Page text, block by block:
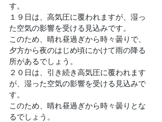
す。
１９日は、高気圧に覆われますが、湿っ
た空気の影響を受ける見込みです。
このため、晴れ昼過ぎから時々曇りで、
夕方から夜のはじめ頃にかけて雨の降る
所があるでしょう。
２０日は、引き続き高気圧に覆われます
が、湿った空気の影響を受ける見込みで
す。
このため、晴れ昼過ぎから時々曇りとな
るでしょう。